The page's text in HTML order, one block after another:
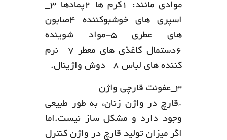
موادی مانند: ۱کرم ها ۲پمادها ۳_
اسپری های خوشبوکننده ۴صابون
های عطری ۵-مواد شوینده
۶دستمال کاغذی های معطر ۷_ نرم
کننده های لباس ۸_ دوش واژینال.
۳_عفونت قارچی واژن
*قارچ در واژن زنان، به طور طبیعی
وجود دارد و مشکل ساز نیست.اما
اگر میزان تولید قارچ در واژن کنترل